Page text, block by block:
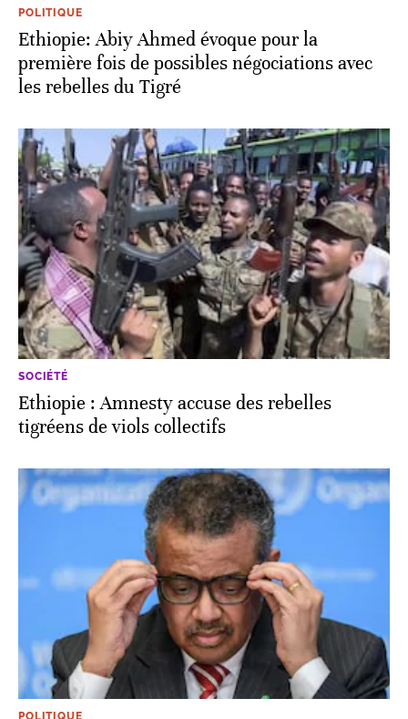
POLITIQUE
Ethiopie: Abiy Ahmed évoque pour la
première fois de possibles négociations avec
les rebelles du Tigré
SOCIÉTÉ
Ethiopie : Amnesty accuse des rebelles
tigréens de viols collectifs
POLITIQUE